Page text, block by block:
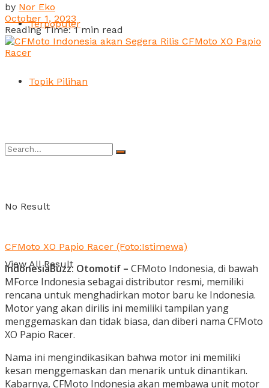
Terpopuler
Topik Pilihan
No Result
View All Result
by Nor Eko
October 1, 2023
Reading Time: 1 min read
CFMoto XO Papio Racer (Foto:Istimewa)
IndonesiaBuzz: Otomotif – CFMoto Indonesia, di bawah
MForce Indonesia sebagai distributor resmi, memiliki
rencana untuk menghadirkan motor baru ke Indonesia.
Motor yang akan dirilis ini memiliki tampilan yang
menggemaskan dan tidak biasa, dan diberi nama CFMoto
XO Papio Racer.
Nama ini mengindikasikan bahwa motor ini memiliki
kesan menggemaskan dan menarik untuk dinantikan.
Kabarnya, CFMoto Indonesia akan membawa unit motor